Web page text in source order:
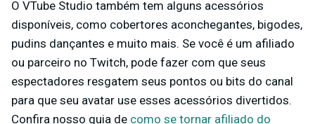
O VTube Studio também tem alguns acessórios
disponíveis, como cobertores aconchegantes, bigodes,
pudins dançantes e muito mais. Se você é um afiliado
ou parceiro no Twitch, pode fazer com que seus
espectadores resgatem seus pontos ou bits do canal
para que seu avatar use esses acessórios divertidos.
Confira nosso guia de como se tornar afiliado do